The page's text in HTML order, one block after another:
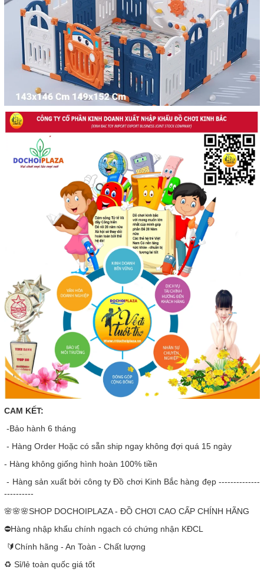
CAM KẾT:
-Bảo hành 6 tháng
- Hàng Order Hoặc có sẵn ship ngay không đợi quá 15 ngày
- Hàng không giống hình hoàn 100% tiền
- Hàng sản xuất bởi công ty Đồ chơi Kinh Bắc hàng đẹp --------------
----------
🌸🌸🌸SHOP DOCHOIPLAZA - ĐỒ CHƠI CAO CẤP CHÍNH HÃNG
⛔Hàng nhập khẩu chính ngạch có chứng nhận KĐCL
🔰Chính hãng - An Toàn - Chất lượng
♻️ Sỉ/lẻ toàn quốc giá tốt